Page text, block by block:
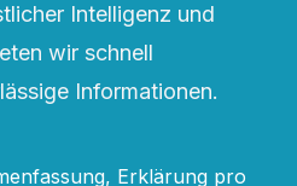
Intelligenz und
wir schnell
Informationen.
Erklärung pro